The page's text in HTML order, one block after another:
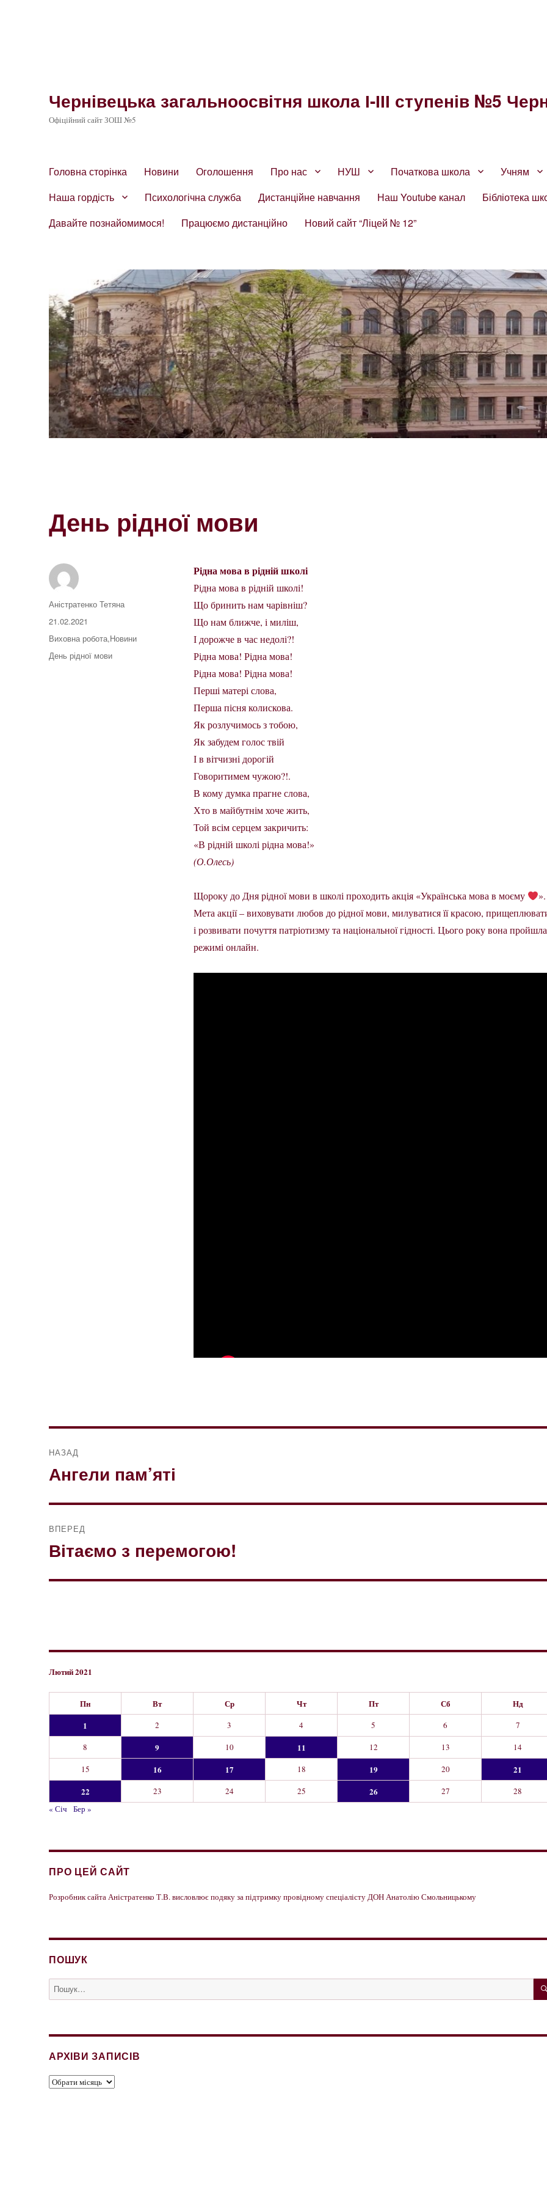
Чернівецька загальноосвітня школа І-ІІІ ступенів №5
Офіційний сайт ЗОШ №5
Головна сторінка Новини Оголошення Про нас НУШ Початкова школа
Учням
Наша гордість
Психологічна служба Дистанційне навчання Наш Youtube канал
Бібліотека
Давайте познайомимося!
Працюємо дистанційно Новий сайт “Ліцей № 12”
День рідної мови
Рідна мова в рідній школі
Рідна мова в рідній школі!
Що бринить нам чарівніш?
Що нам ближче, і миліш,
І дорожче в час недолі?!
Рідна мова! Рідна мова!
Рідна мова! Рідна мова!
Перші матері слова,
Перша пісня колискова.
Як розлучимось з тобою,
Як забудем голос твій
І в вітчизні дорогій
Говоритимем чужою?!.
В кому думка прагне слова,
Хто в майбутнім хоче жить,
Той всім серцем закричить:
«В рідній школі рідна мова!»
(О.Олесь)
Щороку до Дня рідної мови в школі проходить акція «Українська мова в моєму
».
Мета акції – виховувати любов до рідної мови, милуватися її красою,
і розвивати почуття патріотизму та національної гідності. Цього року вона
режимі онлайн.
Автор
Аністратенко Тетяна
Оприлюднено
21.02.2021
Категорії
Виховна робота,Новини
Позначки
День рідної мови
записів
НАЗАД
Попередній
Ангели пам’яті
ВПЕРЕД
Наступний
Вітаємо з перемогою!
Лютий 2021
Пн Вт Ср Чт Пт Сб
Нд
1
2 3 4 5 6
7
8
9 10 11 12 13
14
15
16 17 18 19 20
21
22
23 24 25 26 27
28
« Січ
Бер »
ПРО ЦЕЙ САЙТ
Розробник сайта Аністратенко Т.В. висловлює подяку за підтримку провідному спеціалісту ДОН Анатолію Смольницькому
ПОШУК
Пошук
за
АРХІВИ ЗАПИСІВ
Архіви